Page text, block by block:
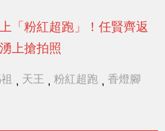
「粉紅超跑」！任賢齊返
上搶拍照
, 天王 , 粉紅超跑 , 香燈腳